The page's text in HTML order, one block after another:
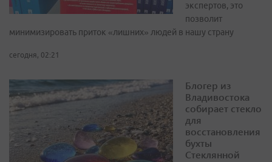
экспертов, это
позволит
минимизировать приток «лишних» людей в нашу страну
сегодня, 02:21
Блогер из
Владивостока
собирает стекло
для
восстановления
бухты
Стеклянной